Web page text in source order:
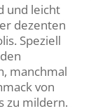
und leicht
dezenten
Speziell
manchmal
von
zu mildern.